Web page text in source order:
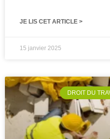
JE LIS CET ARTICLE >
15 janvier 2025
DROIT DU